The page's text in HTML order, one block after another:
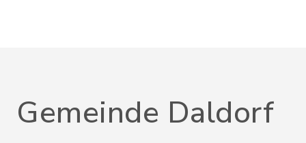
Gemeinde Daldorf